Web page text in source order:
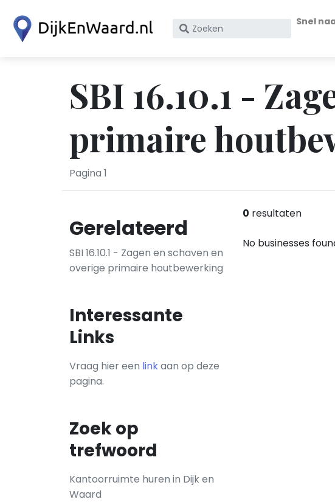
Zoek
KvK
nummer
Snel
SBI 16.10.1 -
primaire
Pagina 1
Gerelateerd
SBI 16.10.1 - Zagen en schaven en
overige primaire houtbewerking
Interessante
Links
Vraag hier een linkaan op deze
pagina.
Zoek op
trefwoord
Kantoorruimte huren in Dijk en
Waard
0 resultaten
No businesses